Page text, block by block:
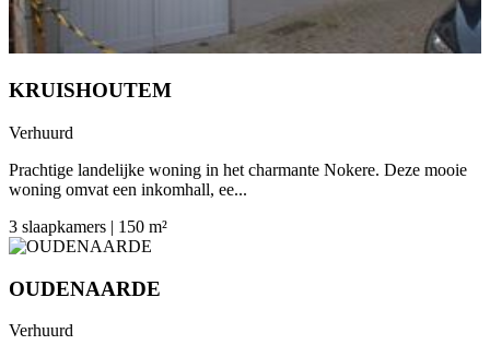
KRUISHOUTEM
Verhuurd
Prachtige landelijke woning in het charmante Nokere. Deze mooie
woning omvat een inkomhall, ee...
3 slaapkamers | 150 m²
OUDENAARDE
Verhuurd